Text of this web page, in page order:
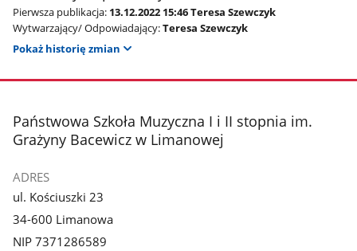
Pierwsza publikacja: 13.12.2022 15:46 Teresa Szewczyk
Wytwarzający/ Odpowiadający:Teresa Szewczyk
Pokaż historię zmian
stopka
Państwowa Szkoła Muzyczna I i II stopnia im.
Grażyny Bacewicz w Limanowej
ADRES
ul. Kościuszki 23
34-600 Limanowa
NIP 7371286589